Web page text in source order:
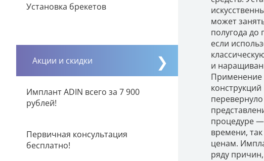
Установка брекетов
Акции и скидки
Имплант ADIN всего за 7 900
рублей!
Первичная консультация
бесплатно!
может
полугода до
если
и
конструкций
перевернуло
процедуре
времени,
ценам.
ряду